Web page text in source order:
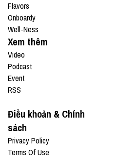
Flavors
Onboardy
Well-Ness
Xem thêm
Video
Podcast
Event
RSS
Điều khoản & Chính
sách
Privacy Policy
Terms Of Use